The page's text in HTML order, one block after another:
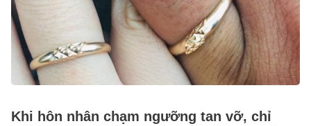
Khi hôn nhân chạm ngưỡng tan vỡ, chỉ